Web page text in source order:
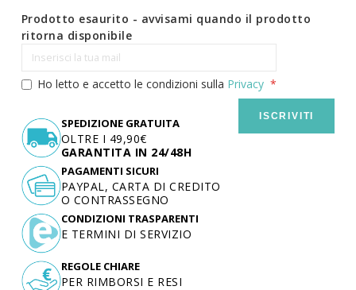
Prodotto esaurito - avvisami quando il prodotto
ritorna disponibile
Ho letto e accetto le condizioni sulla Privacy
ISCRIVITI
SPEDIZIONE GRATUITA
OLTRE I 49,90€
GARANTITA IN 24/48H
PAGAMENTI SICURI
PAYPAL, CARTA DI CREDITO
O CONTRASSEGNO
CONDIZIONI TRASPARENTI
E TERMINI DI SERVIZIO
REGOLE CHIARE
PER RIMBORSI E RESI